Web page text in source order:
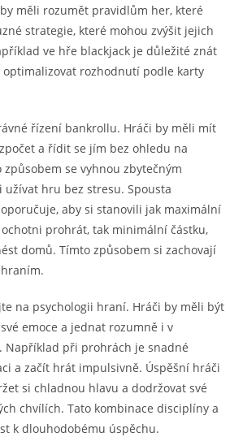
měli rozumět pravidlům her, které
strategie, které mohou zvýšit jejich
ve hře blackjack je důležité znát
rozhodnutí podle karty
řízení bankrollu. Hráči by měli mít
a řídit se jím bez ohledu na
způsobem se vyhnou zbytečným
užívat hru bez stresu. Spousta
aby si stanovili jak maximální
prohrát, tak minimální částku,
domů. Tímto způsobem si zachovají
na psychologii hraní. Hráči by měli být
emoce a jednat rozumně i v
Například při prohrách je snadné
a začít hrát impulsivně. Úspěšní hráči
si chladnou hlavu a dodržovat své
chvílích. Tato kombinace disciplíny a
k dlouhodobému úspěchu.